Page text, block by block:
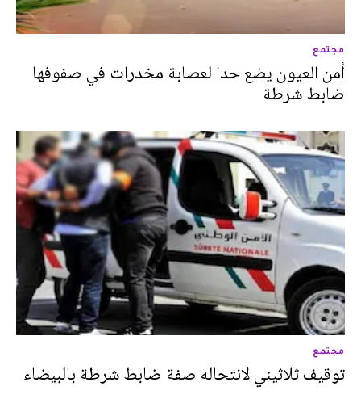
مجتمع
أمن العيون يضع حدا لعصابة مخدرات في صفوفها
ضابط شرطة
مجتمع
توقيف ثلاثيني لانتحاله صفة ضابط شرطة بالبيضاء